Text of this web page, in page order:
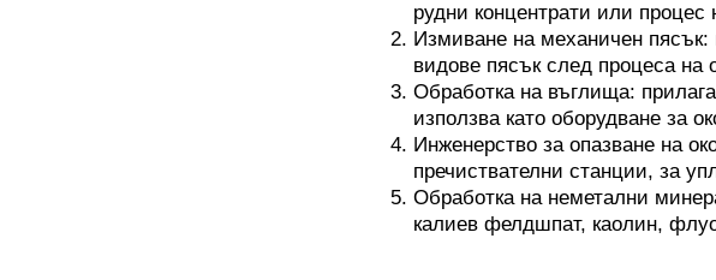
рудни концентрати или
Измиване на механичен пясък:
видове пясък след процеса на
Обработка на въглища:
използва като оборудване за
Инженерство за опазване на
пречиствателни станции, за
Обработка на неметални
калиев фелдшпат, каолин,